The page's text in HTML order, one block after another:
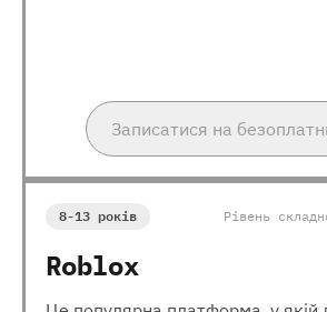
Записатися на
8-13 років Рівень
Roblox